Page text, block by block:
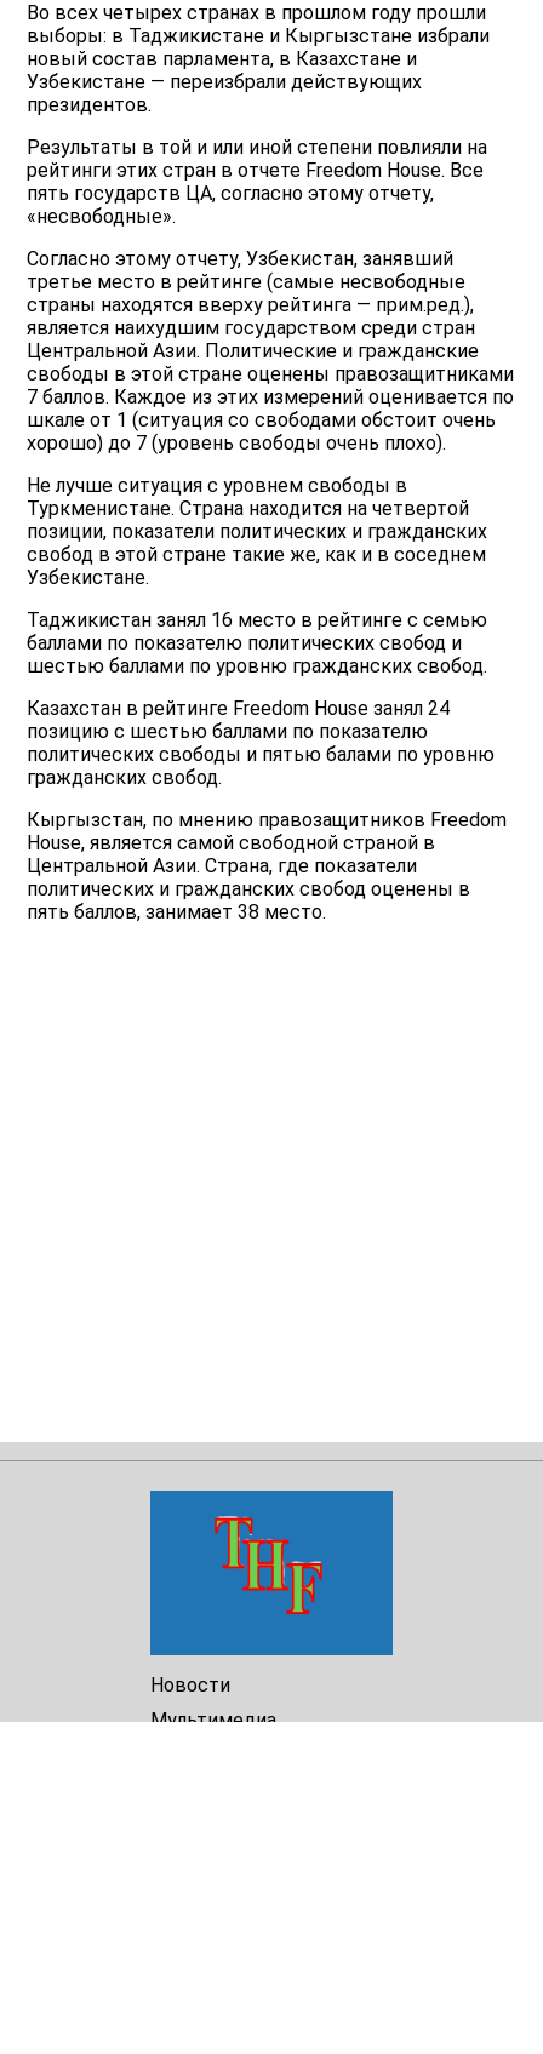
Во всех четырех странах в прошлом году прошли
выборы: в Таджикистане и Кыргызстане избрали
новый состав парламента, в Казахстане и
Узбекистане — переизбрали действующих
президентов.
Результаты в той и или иной степени повлияли на
рейтинги этих стран в отчете Freedom House. Все
пять государств ЦА, согласно этому отчету,
«несвободные».
Согласно этому отчету, Узбекистан, занявший
третье место в рейтинге (самые несвободные
страны находятся вверху рейтинга — прим.ред.),
является наихудшим государством среди стран
Центральной Азии. Политические и гражданские
свободы в этой стране оценены правозащитниками
7 баллов. Каждое из этих измерений оценивается по
шкале от 1 (ситуация со свободами обстоит очень
хорошо) до 7 (уровень свободы очень плохо).
Не лучше ситуация с уровнем свободы в
Туркменистане. Страна находится на четвертой
позиции, показатели политических и гражданских
свобод в этой стране такие же, как и в соседнем
Узбекистане.
Таджикистан занял 16 место в рейтинге с семью
баллами по показателю политических свобод и
шестью баллами по уровню гражданских свобод.
Казахстан в рейтинге Freedom House занял 24
позицию с шестью баллами по показателю
политических свободы и пятью балами по уровню
гражданских свобод.
Кыргызстан, по мнению правозащитников Freedom
House, является самой свободной страной в
Центральной Азии. Страна, где показатели
политических и гражданских свобод оценены в
пять баллов, занимает 38 место.
Новости
Мультимедиа